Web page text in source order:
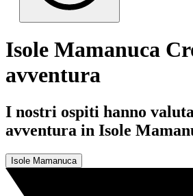
Isole Mamanuca
avventura
I nostri ospiti hanno
avventura in Isole
Isole Mamanuca